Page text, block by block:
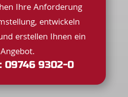
Ihre Anforderung
entwickeln
erstellen Ihnen ein
Angebot.
09746 9302-0